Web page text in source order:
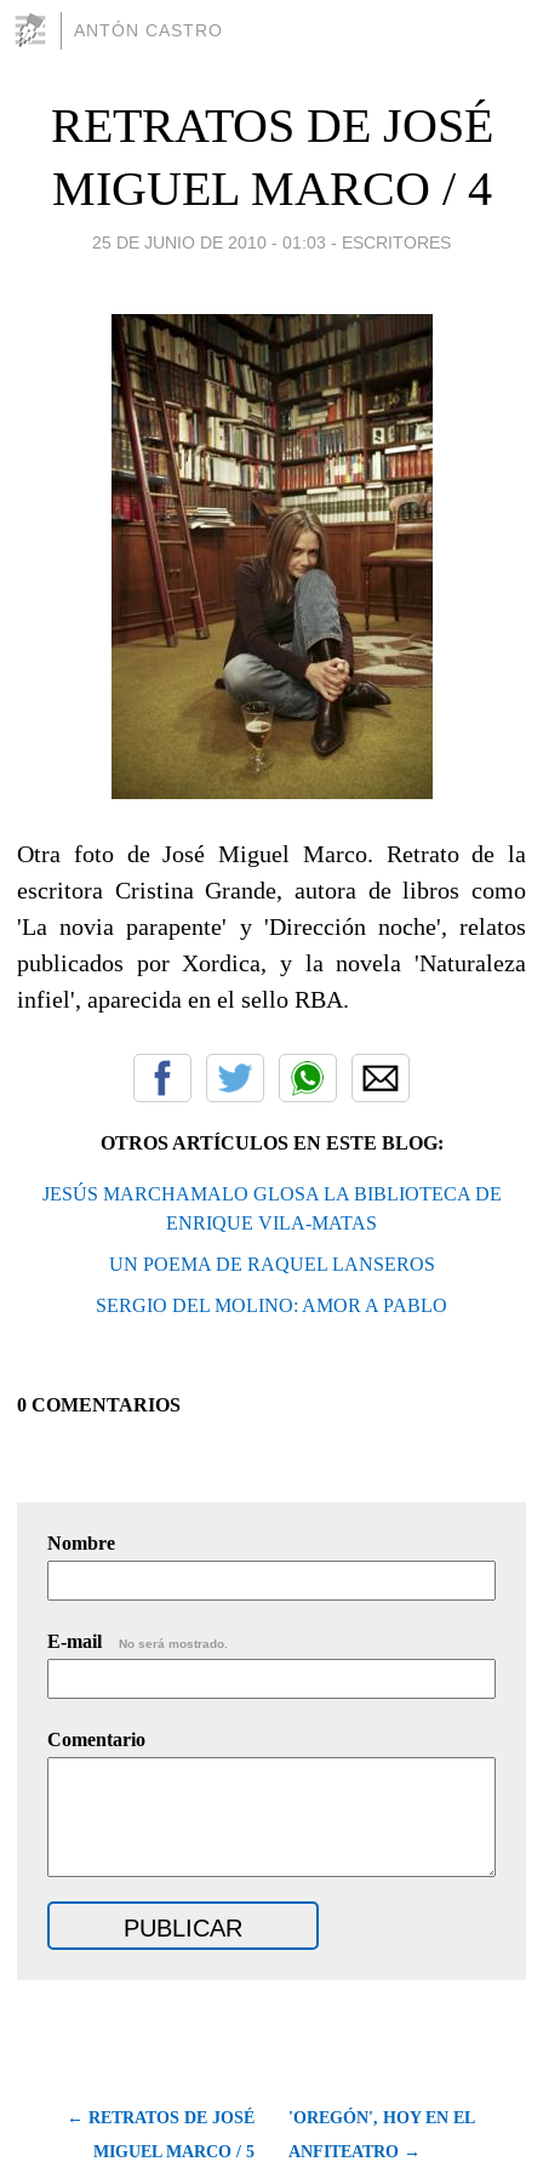
ANTÓN CASTRO
RETRATOS DE JOSÉ
MIGUEL MARCO / 4
25 DE JUNIO DE 2010 - 01:03 - ESCRITORES
Otra foto de José Miguel Marco. Retrato de la
escritora Cristina Grande, autora de libros como
'La novia parapente' y 'Dirección noche', relatos
publicados por Xordica, y la novela 'Naturaleza
infiel', aparecida en el sello RBA.
OTROS ARTÍCULOS EN ESTE BLOG:
JESÚS MARCHAMALO GLOSA LA BIBLIOTECA DE
ENRIQUE VILA-MATAS
UN POEMA DE RAQUEL LANSEROS
SERGIO DEL MOLINO: AMOR A PABLO
0 COMENTARIOS
Nombre
E-mail No será mostrado.
Comentario
← RETRATOS DE JOSÉ
MIGUEL MARCO / 5
'OREGÓN', HOY EN EL
ANFITEATRO →